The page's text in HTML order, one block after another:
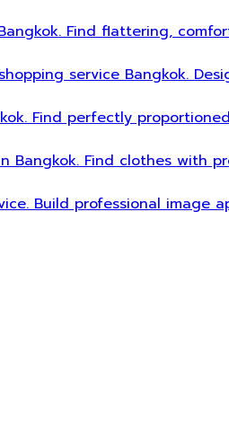
Find flattering,
service Bangkok.
Find perfectly
Bangkok. Find clothes with
Build professional image